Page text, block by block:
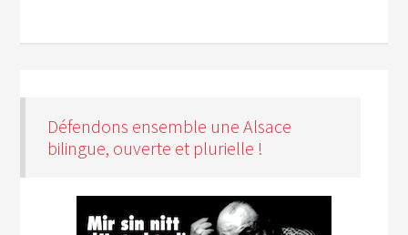
Défendons ensemble une Alsace
bilingue, ouverte et plurielle !